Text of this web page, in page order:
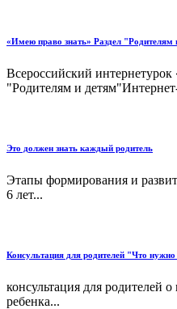
«Имею право знать» Раздел "Родителям
Всероссийский
"Родителям и
Это должен знать каждый родитель
Этапы формирования и
6 лет...
Консультация для родителей "Что
консультация для родителей
ребенка...